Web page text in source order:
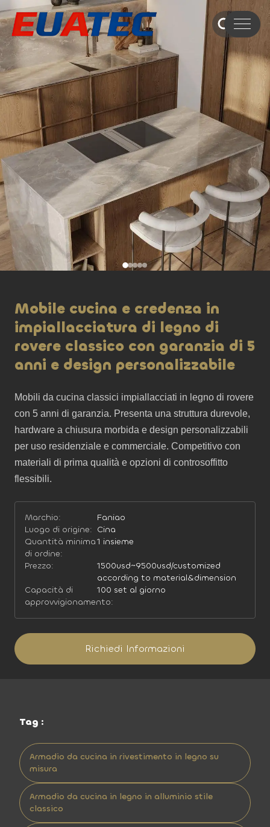
Mobile cucina e credenza in
impiallacciatura di legno di
rovere classico con garanzia di 5
anni e design personalizzabile
Mobili da cucina classici impiallacciati in legno di rovere
con 5 anni di garanzia. Presenta una struttura durevole,
hardware a chiusura morbida e design personalizzabili
per uso residenziale e commerciale. Competitivo con
materiali di prima qualità e opzioni di controsoffitto
flessibili.
Marchio:
Faniao
Luogo di origine: Cina
Quantità minima
di ordine:
1 insieme
Prezzo:
1500usd~9500usd/customized
according to material&dimension
Capacità di
approvvigionamento:
100 set al giorno
Richiedi Informazioni
Tag :
Armadio da cucina in rivestimento in legno su
misura
Armadio da cucina in legno in alluminio stile
classico